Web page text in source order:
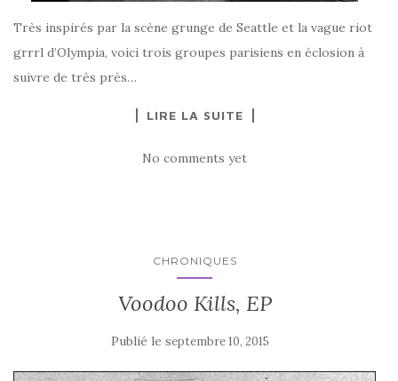
Très inspirés par la scène grunge de Seattle et la vague riot
grrrl d’Olympia, voici trois groupes parisiens en éclosion à
suivre de très près…
LIRE LA SUITE
No comments yet
CHRONIQUES
Voodoo Kills, EP
Publié le septembre 10, 2015